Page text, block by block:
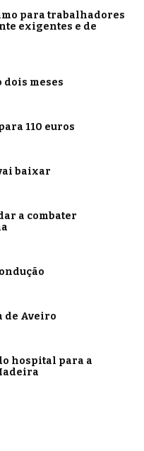
para trabalhadores
exigentes e de
dois meses
110 euros
baixar
a combater
de Aveiro
hospital para a